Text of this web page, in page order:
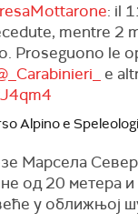
: il
mentre 2
Proseguono le
e
Alpino e
Марсела
од 20 метера
у оближњој